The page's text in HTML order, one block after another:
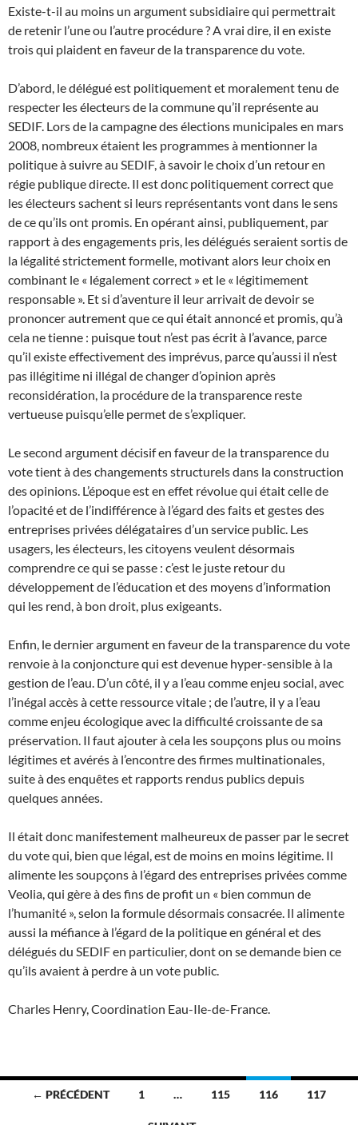
Existe-t-il au moins un argument subsidiaire qui permettrait
de retenir l’une ou l’autre procédure ? A vrai dire, il en existe
trois qui plaident en faveur de la transparence du vote.
D’abord, le délégué est politiquement et moralement tenu de
respecter les électeurs de la commune qu’il représente au
SEDIF. Lors de la campagne des élections municipales en mars
2008, nombreux étaient les programmes à mentionner la
politique à suivre au SEDIF, à savoir le choix d’un retour en
régie publique directe. Il est donc politiquement correct que
les électeurs sachent si leurs représentants vont dans le sens
de ce qu’ils ont promis. En opérant ainsi, publiquement, par
rapport à des engagements pris, les délégués seraient sortis de
la légalité strictement formelle, motivant alors leur choix en
combinant le « légalement correct » et le « légitimement
responsable ». Et si d’aventure il leur arrivait de devoir se
prononcer autrement que ce qui était annoncé et promis, qu’à
cela ne tienne : puisque tout n’est pas écrit à l’avance, parce
qu’il existe effectivement des imprévus, parce qu’aussi il n’est
pas illégitime ni illégal de changer d’opinion après
reconsidération, la procédure de la transparence reste
vertueuse puisqu’elle permet de s’expliquer.
Le second argument décisif en faveur de la transparence du
vote tient à des changements structurels dans la construction
des opinions. L’époque est en effet révolue qui était celle de
l’opacité et de l’indifférence à l’égard des faits et gestes des
entreprises privées délégataires d’un service public. Les
usagers, les électeurs, les citoyens veulent désormais
comprendre ce qui se passe : c’est le juste retour du
développement de l’éducation et des moyens d’information
qui les rend, à bon droit, plus exigeants.
Enfin, le dernier argument en faveur de la transparence du vote
renvoie à la conjoncture qui est devenue hyper-sensible à la
gestion de l’eau. D’un côté, il y a l’eau comme enjeu social, avec
l’inégal accès à cette ressource vitale ; de l’autre, il y a l’eau
comme enjeu écologique avec la difficulté croissante de sa
préservation. Il faut ajouter à cela les soupçons plus ou moins
légitimes et avérés à l’encontre des firmes multinationales,
suite à des enquêtes et rapports rendus publics depuis
quelques années.
Il était donc manifestement malheureux de passer par le secret
du vote qui, bien que légal, est de moins en moins légitime. Il
alimente les soupçons à l’égard des entreprises privées comme
Veolia, qui gère à des fins de profit un « bien commun de
l’humanité », selon la formule désormais consacrée. Il alimente
aussi la méfiance à l’égard de la politique en général et des
délégués du SEDIF en particulier, dont on se demande bien ce
qu’ils avaient à perdre à un vote public.
Charles Henry, Coordination Eau-Ile-de-France.
Navigation
← PRÉCÉDENT 1 … 115 116 117